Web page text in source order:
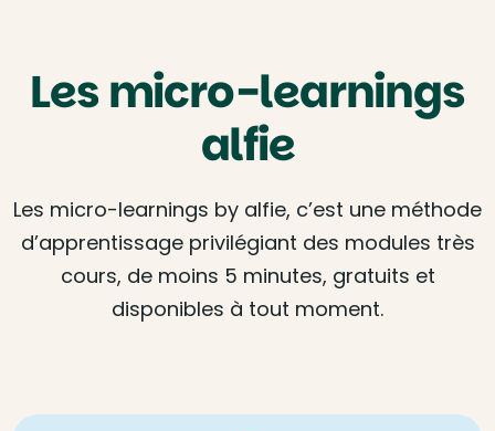
Les micro-learnings
alfie
Les micro-learnings by alfie, c’est une méthode
d’apprentissage privilégiant des modules très
cours, de moins 5 minutes, gratuits et
disponibles à tout moment.